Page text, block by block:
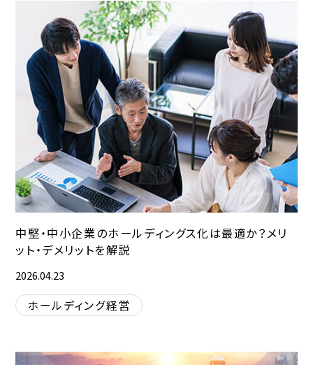
中堅・中小企業のホールディングス化は最適か？メリ
ット・デメリットを解説
2026.04.23
ホールディング経営